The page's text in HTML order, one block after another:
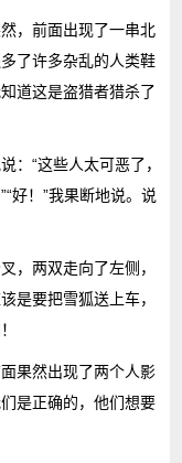
，前面出现了一串北
了许多杂乱的人类鞋
道这是盗猎者猎杀了
：“这些人太可恶了，
好！”我果断地说。说
，两双走向了左侧，
是要把雪狐送上车，
果然出现了两个人影
是正确的，他们想要